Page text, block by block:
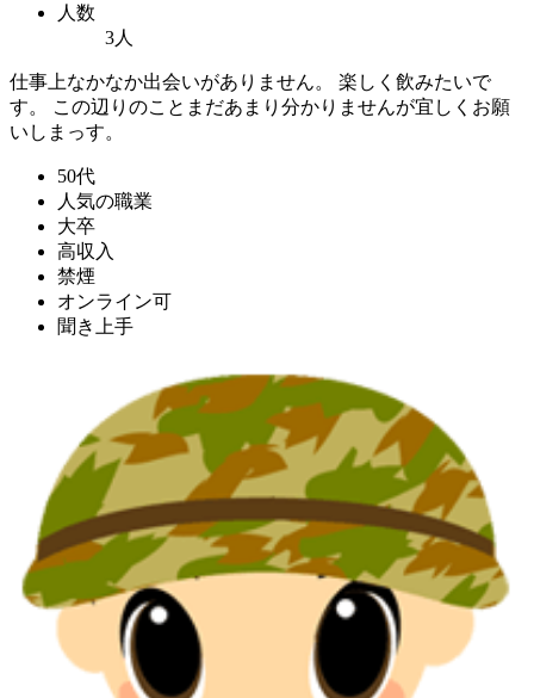
人数
3人
仕事上なかなか出会いがありません。 楽しく飲みたいで
す。 この辺りのことまだあまり分かりませんが宜しくお願
いしまっす。
50代
人気の職業
大卒
高収入
禁煙
オンライン可
聞き上手